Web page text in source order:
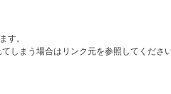
す。
しまう場合はリンク元を参照してください